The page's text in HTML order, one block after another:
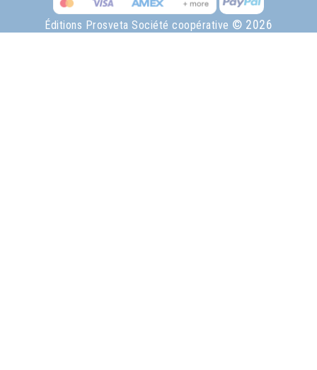
Éditions Prosveta Société coopérative © 2026